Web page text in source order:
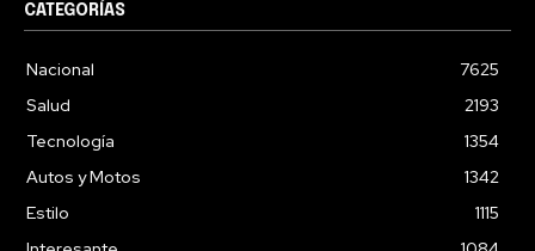
CATEGORÍAS
Nacional
7625
Salud
2193
Tecnología
1354
Autos y Motos
1342
Estilo
1115